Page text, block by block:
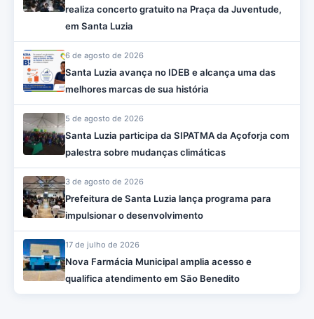
realiza concerto gratuito na Praça da Juventude,
em Santa Luzia
6 de agosto de 2026
Santa Luzia avança no IDEB e alcança uma das
melhores marcas de sua história
5 de agosto de 2026
Santa Luzia participa da SIPATMA da Açoforja com
palestra sobre mudanças climáticas
3 de agosto de 2026
Prefeitura de Santa Luzia lança programa para
impulsionar o desenvolvimento
17 de julho de 2026
Nova Farmácia Municipal amplia acesso e
qualifica atendimento em São Benedito